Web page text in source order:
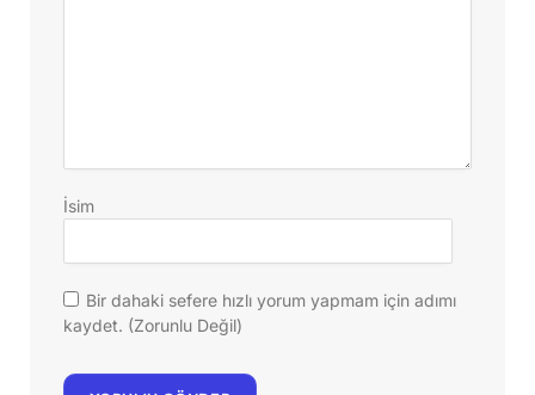
İsim
Bir dahaki sefere hızlı yorum yapmam için adımı
kaydet. (Zorunlu Değil)